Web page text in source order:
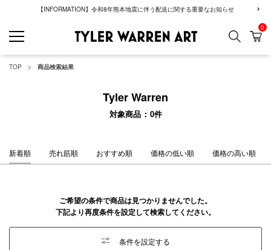
【INFORMATION】令和8年熊本地震に伴う配送に関する重要なお知らせ
GREENROOM
検索 カ
0
TOP 商品検索結果
Tyler Warren
対象商品 0件
新着順 売れ筋順 おすすめ順 価格の低い順 価格の高い順
ご希望の条件で商品は見つかりませんでした。
下記より再度条件を設定して検索してください。
条件を設定する